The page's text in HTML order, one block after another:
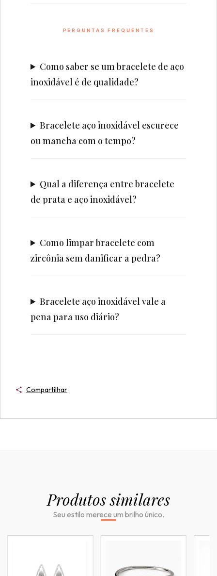
PERGUNTAS FREQUENTES
Como saber se um bracelete de aço
inoxidável é de qualidade?
Bracelete aço inoxidável escurece
ou mancha com o tempo?
Qual a diferença entre bracelete
de prata e aço inoxidável?
Como limpar bracelete com
zircônia sem danificar a pedra?
Bracelete aço inoxidável vale a
pena para uso diário?
Compartilhar
Produtos similares